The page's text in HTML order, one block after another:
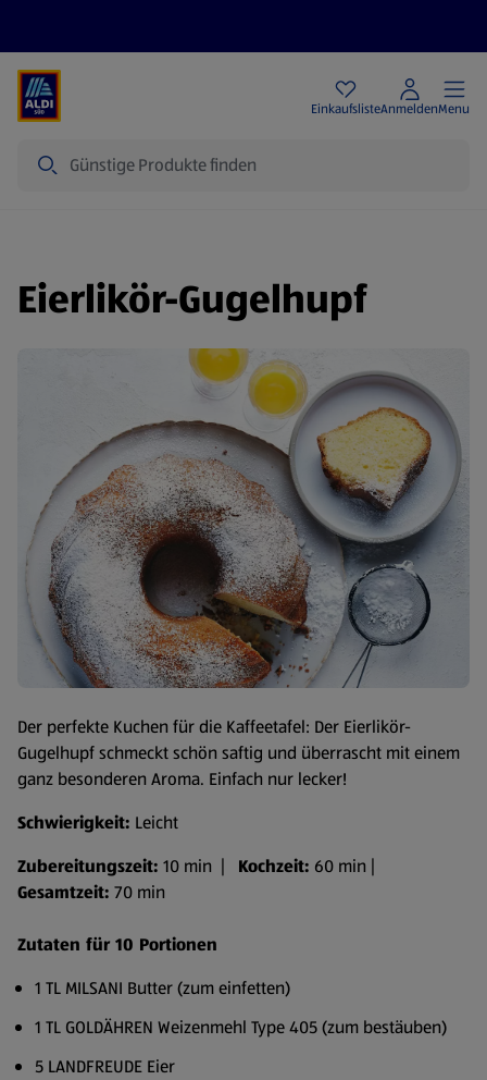
EinkaufslisteAnmeldenMenu
Eierlikör-Gugelhupf
Der perfekte Kuchen für die Kaffeetafel: Der Eierlikör-
Gugelhupf schmeckt schön saftig und überrascht mit einem
ganz besonderen Aroma. Einfach nur lecker!
Schwierigkeit: Leicht
Zubereitungszeit: 10 min | Kochzeit: 60 min |
Gesamtzeit: 70 min
Zutaten für 10 Portionen
1 TL MILSANI Butter (zum einfetten)
1 TL GOLDÄHREN Weizenmehl Type 405 (zum bestäuben)
5 LANDFREUDE Eier